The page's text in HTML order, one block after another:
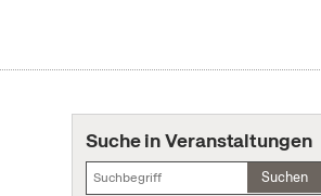
Suche in Veranstaltungen
Suchen